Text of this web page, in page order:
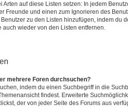
Arten auf diese Listen setzen: In jedem
Freunde und einen zum Ignorieren des
zu den Listen hinzufügen, indem du
auch wieder von den Listen entfernen.
mehrere Foren durchsuchen?
indem du einen Suchbegriff in die
findest. Erweiterte
der von jeder Seite des Forums aus